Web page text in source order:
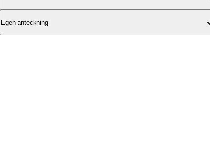
Egen anteckning